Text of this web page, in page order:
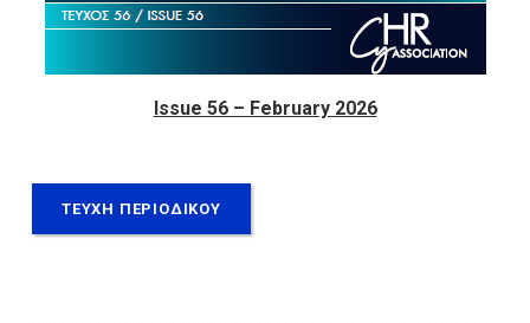
Issue 56 – February 2026
ΤΕΥΧΗ ΠΕΡΙΟΔΙΚΟΥ